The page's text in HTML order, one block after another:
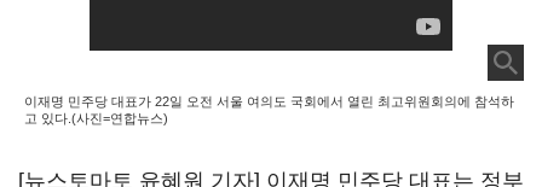
이재명 민주당 대표가 22일 오전 서울 여의도 국회에서 열린 최고위원회의에 참석하
고 있다.(사진=연합뉴스)
[뉴스토마토 윤혜원 기자] 이재명 민주당 대표는 정부